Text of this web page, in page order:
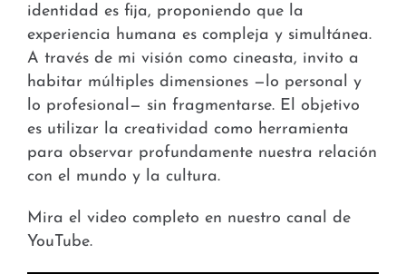
identidad es fija, proponiendo que la
experiencia humana es compleja y simultánea.
A través de mi visión como cineasta, invito a
habitar múltiples dimensiones —lo personal y
lo profesional— sin fragmentarse. El objetivo
es utilizar la creatividad como herramienta
para observar profundamente nuestra relación
con el mundo y la cultura.
Mira el video completo en nuestro canal de
YouTube.